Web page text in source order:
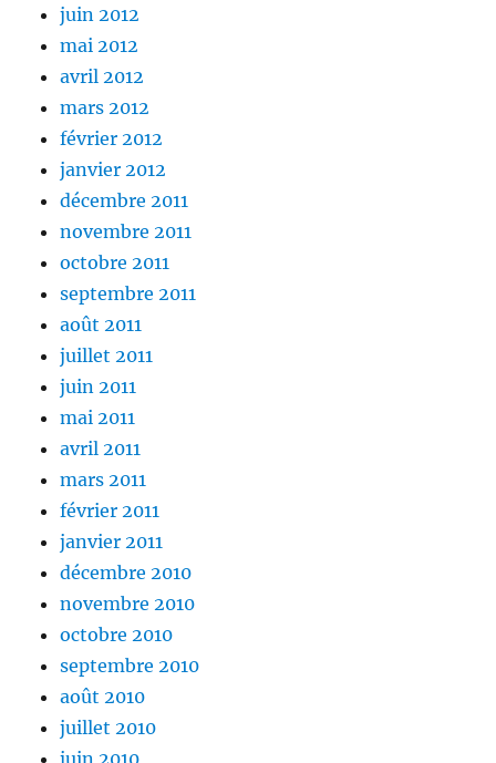
juin 2012
mai 2012
avril 2012
mars 2012
février 2012
janvier 2012
décembre 2011
novembre 2011
octobre 2011
septembre 2011
août 2011
juillet 2011
juin 2011
mai 2011
avril 2011
mars 2011
février 2011
janvier 2011
décembre 2010
novembre 2010
octobre 2010
septembre 2010
août 2010
juillet 2010